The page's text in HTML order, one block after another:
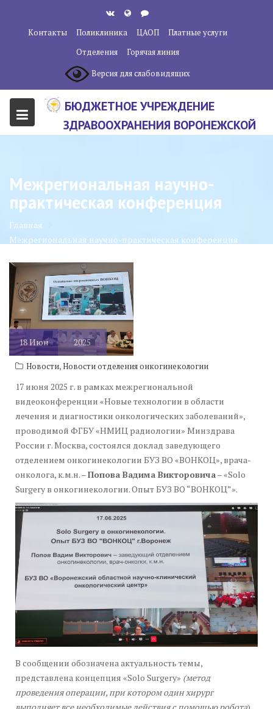
содержанию
Контакты Поликлиника ЦАОП
Платные услуги
Отделения
Горячая линия
Версия для слабовидящих
БЮДЖЕТНОЕ УЧРЕЖДЕНИЕ
ЗДРАВООХРАНЕНИЯ ВОРОНЕЖСКОЙ
КЛИНИЧЕСКИЙ ОНКОЛОГИЧЕСКИЙ
ЦЕНТР"
Межрегиональная научно-
практическая конференция
Главная
Межрегиональная научно-практическая конференция
18Июн 2025
Новости,Новости отделения онкогинекологии
17 июня 2025 г. в рамках межрегиональной
видеоконференции «Новые технологии в области
лечения и диагностики онкологических заболеваний»,
проводимой ФГБУ «НМИЦ радиологии» Минздрава
России г. Москва, состоялся доклад заведующего
отделением онкогинекологии БУЗ ВО «ВОНКОЦ», врача-
онколога, к.м.н. –Попова Вадима Викторовича– «Solo
Surgery в онкогинекологии. Опыт БУЗ ВО “ВОНКОЦ”».
В сообщении обозначена актуальность темы,
представлена концепция «Solo Surgery» (метод
проведения операции, при котором один хирург